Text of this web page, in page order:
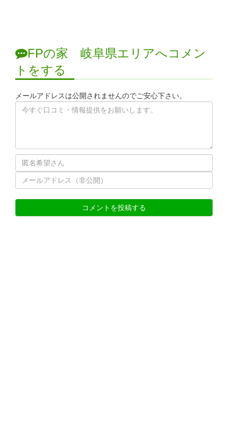
FPの家 岐阜県エリアへコメン
トをする
メールアドレスは公開されませんのでご安心下さい。